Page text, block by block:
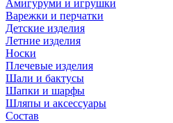
Амигуруми и игрушки
Варежки и перчатки
Детские изделия
Летние изделия
Носки
Плечевые изделия
Шали и бактусы
Шапки и шарфы
Шляпы и аксессуары
Состав